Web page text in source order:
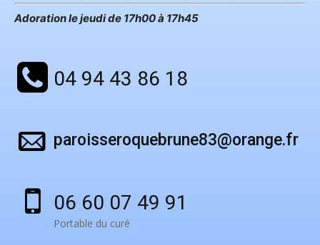
Adoration le jeudi de 17h00 à 17h45
04 94 43 86 18
paroisseroquebrune83@orange.fr
06 60 07 49 91
Portable du curé